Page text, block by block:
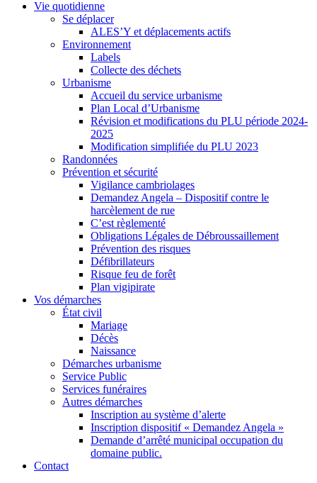
Vie quotidienne
Se déplacer
ALES’Y et déplacements actifs
Environnement
Labels
Collecte des déchets
Urbanisme
Accueil du service urbanisme
Plan Local d’Urbanisme
Révision et modifications du PLU période 2024-
2025
Modification simplifiée du PLU 2023
Randonnées
Prévention et sécurité
Vigilance cambriolages
Demandez Angela – Dispositif contre le
harcèlement de rue
C’est règlementé
Obligations Légales de Débroussaillement
Prévention des risques
Défibrillateurs
Risque feu de forêt
Plan vigipirate
Vos démarches
État civil
Mariage
Décès
Naissance
Démarches urbanisme
Service Public
Services funéraires
Autres démarches
Inscription au système d’alerte
Inscription dispositif « Demandez Angela »
Demande d’arrêté municipal occupation du
domaine public.
Contact